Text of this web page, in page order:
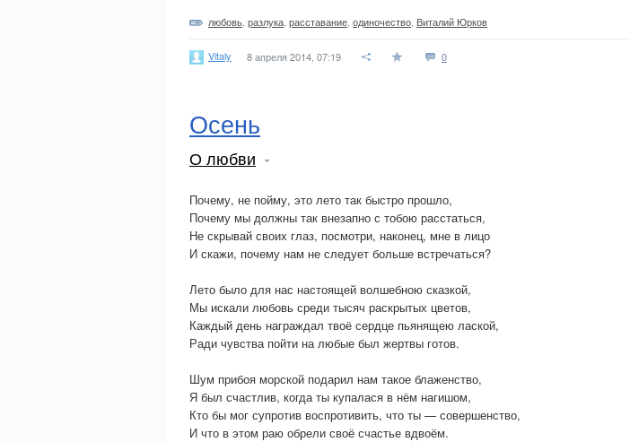
любовь разлука расставание одиночество Виталий Юрков
Vitaly 8 апреля 2014, 07:19 0
Осень
О любви
Почему, не пойму, это лето так быстро прошло,
Почему мы должны так внезапно с тобою расстаться,
Не скрывай своих глаз, посмотри, наконец, мне в лицо
И скажи, почему нам не следует больше встречаться?
Лето было для нас настоящей волшебною сказкой,
Мы искали любовь среди тысяч раскрытых цветов,
Каждый день награждал твоё сердце пьянящею лаской,
Ради чувства пойти на любые был жертвы готов.
Шум прибоя морской подарил нам такое блаженство,
Я был счастлив, когда ты купалася в нём нагишом,
Кто бы мог супротив воспротивить, что ты — совершенство,
И что в этом раю обрели своё счастье вдвоём.